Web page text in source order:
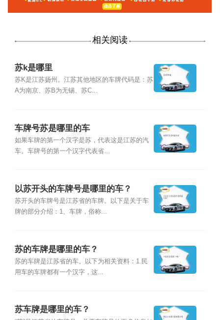
相关阅读
苏k是哪里
苏K是江苏扬州。江苏其他地区的车牌代码是：苏
A为南京、苏B为无锡、苏C...
车牌号苏是哪里的车
如果车牌的第一个汉字是苏，代表这是江苏的汽
车。车牌号的第一个汉字代表省...
以苏开头的车牌号是哪里的车？
苏开头的车牌号是江苏省的车牌。以下是关于车
牌的部分介绍：1、车牌，俗称...
苏的车牌是哪里的车？
苏的车牌是江苏省的车。以下为相关资料：1.民
用车的车牌都有一个汉字，这...
苏车牌是哪里的车？